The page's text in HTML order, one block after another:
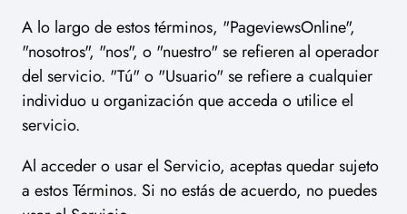
A lo largo de estos términos, "PageviewsOnline",
"nosotros", "nos", o "nuestro" se refieren al operador
del servicio. "Tú" o "Usuario" se refiere a cualquier
individuo u organización que acceda o utilice el
servicio.
Al acceder o usar el Servicio, aceptas quedar sujeto
a estos Términos. Si no estás de acuerdo, no puedes